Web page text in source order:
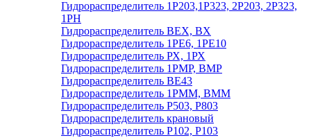
Гидрораспределитель 1Р203,1Р323, 2Р203, 2Р323,
1РН
Гидрораспределитель ВЕХ, ВХ
Гидрораспределитель 1РЕ6, 1РЕ10
Гидрораспределитель РХ, 1РХ
Гидрораспределитель 1РМР, ВМР
Гидрораспределитель ВЕ43
Гидрораспределитель 1РММ, ВММ
Гидрораспределитель Р503, Р803
Гидрораспределитель крановый
Гидрораспределитель Р102, Р103